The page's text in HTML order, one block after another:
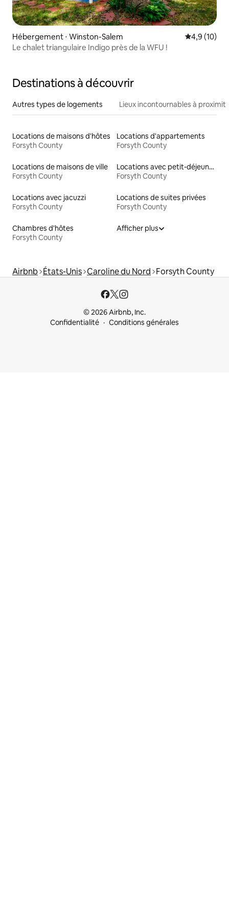
Hébergement ⋅ Winston-Salem Évaluation
4,9 (10)
Le chalet triangulaire Indigo près de la WFU !
Destinations à découvrir
Autres types de logements Lieux incontournables à
Locations de maisons d'hôtes
Forsyth County
Locations d'appartements
Forsyth County
Locations de maisons de ville
Forsyth County
Locations avec petit-déjeuner
Forsyth County
Locations avec jacuzzi
Forsyth County
Locations de suites privées
Forsyth County
Chambres d'hôtes
Forsyth County
Afficher plus
Airbnb États-Unis Caroline du Nord Forsyth County
© 2026 Airbnb, Inc.
Confidentialité
Conditions générales